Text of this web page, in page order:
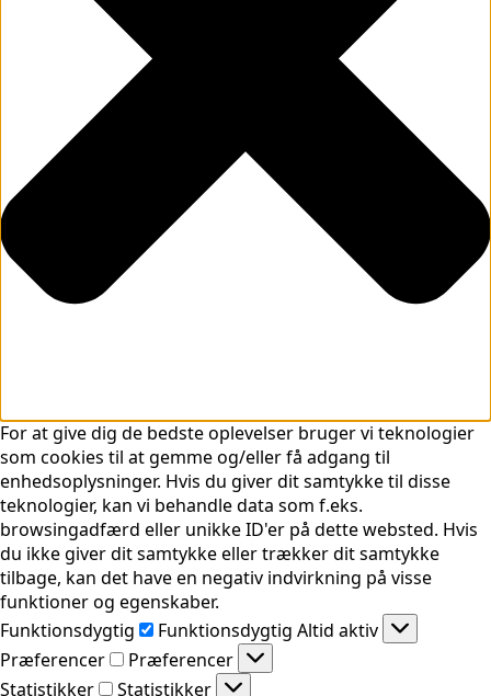
For at give dig de bedste oplevelser bruger vi teknologier
som cookies til at gemme og/eller få adgang til
enhedsoplysninger. Hvis du giver dit samtykke til disse
teknologier, kan vi behandle data som f.eks.
browsingadfærd eller unikke ID'er på dette websted. Hvis
du ikke giver dit samtykke eller trækker dit samtykke
tilbage, kan det have en negativ indvirkning på visse
funktioner og egenskaber.
Funktionsdygtig
Funktionsdygtig Altid aktiv
Præferencer
Præferencer
Statistikker
Statistikker